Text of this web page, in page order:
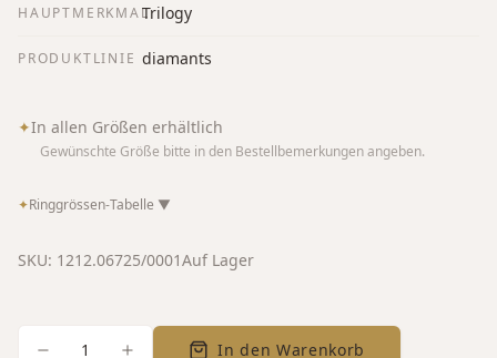
HAUPTMERKMALTrilogy
PRODUKTLINIE diamants
✦In allen Größen erhältlich
Gewünschte Größe bitte in den Bestellbemerkungen angeben.
✦Ringgrössen-Tabelle ▼
SKU: 1212.06725/0001Auf Lager
1 In den Warenkorb